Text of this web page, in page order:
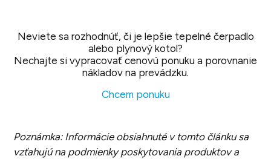
Neviete sa rozhodnúť, či je lepšie tepelné čerpadlo
alebo plynový kotol?
Nechajte si vypracovať cenovú ponuku a porovnanie
nákladov na prevádzku.
Chcem ponuku
Poznámka: Informácie obsiahnuté v tomto článku sa
vzťahujú na podmienky poskytovania produktov a